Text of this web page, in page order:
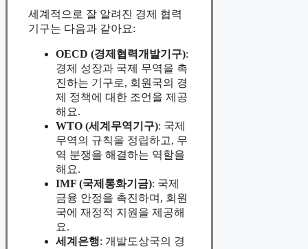
세계적으로 잘 알려진 경제 협력
기구는 다음과 같아요:
OECD (경제협력개발기구):
경제 성장과 국제 무역을 촉
진하는 기구로, 회원국의 경
제 정책에 대한 조언을 제공
해요.
WTO (세계무역기구): 국제
무역의 규칙을 정립하고, 무
역 분쟁을 해결하는 역할을
해요.
IMF (국제통화기금): 국제
금융 안정을 촉진하며, 회원
국에 재정적 지원을 제공해
요.
세계은행: 개발도상국의 경